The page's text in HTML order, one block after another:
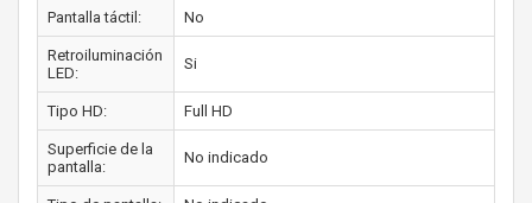
Pantalla táctil: No
Retroiluminación
LED:
Si
Tipo HD: Full HD
Superficie de la
pantalla:
No indicado